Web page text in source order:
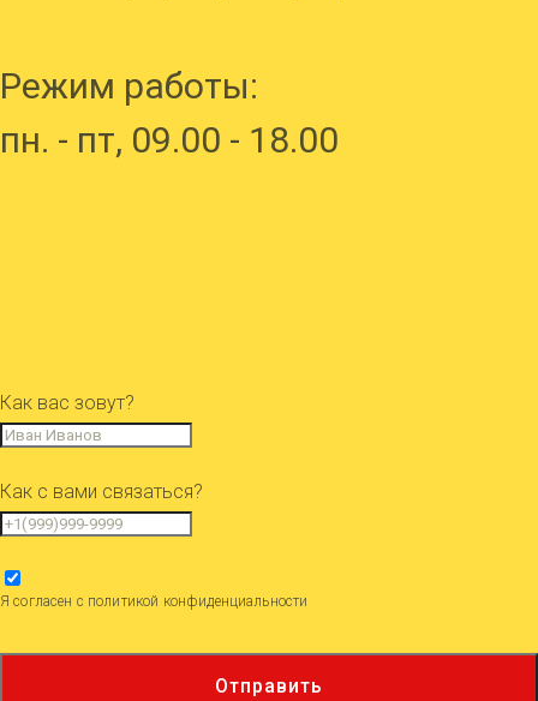
Режим работы:
пн. - пт, 09.00 - 18.00
Как вас зовут?
Как с вами связаться?
Я согласен с политикой конфиденциальности
Отправить